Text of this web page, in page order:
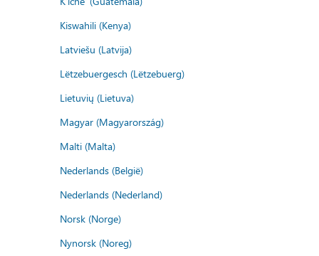
Kiswahili (Kenya)
Latviešu (Latvija)
Lëtzebuergesch (Lëtzebuerg)
Lietuvių (Lietuva)
Magyar (Magyarország)
Malti (Malta)
Nederlands (België)
Nederlands (Nederland)
Norsk (Norge)
Nynorsk (Noreg)